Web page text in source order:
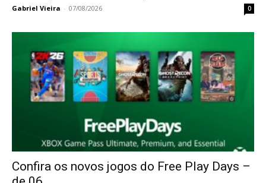
Gabriel Vieira - 07/08/2026 0
Confira os novos jogos do Free Play Days –